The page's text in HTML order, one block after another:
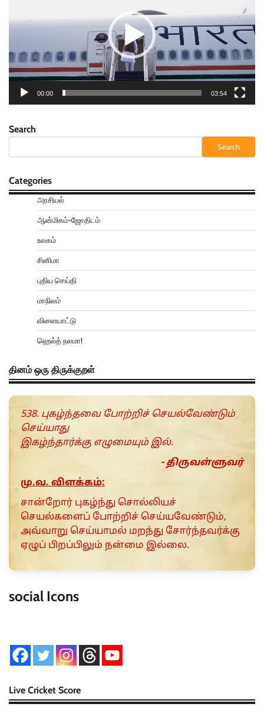
00:00 03:54
Search
Search
Categories
அரசியல்
ஆன்மிகம்-ஜோதிடம்
உலகம்
சினிமா
புதிய செய்தி
மாநிலம்
விளையாட்டு
ஹெல்த் நலமா!
தினம் ஒரு திருக்குறள்
538. புகழ்ந்தவை போற்றிச் செயல்வேண்டும்
செய்யாது
இகழ்ந்தார்க்கு எழுமையும் இல்.
- திருவள்ளுவர்
மு.வ. விளக்கம்:
சான்றோர் புகழ்ந்து சொல்லியச்
செயல்களைப் போற்றிச் செய்யவேண்டும்,
அவ்வாறு செய்யாமல் மறந்து சோர்ந்தவர்க்கு
ஏழுப் பிறப்பிலும் நன்மை இல்லை.
social Icons
Live Cricket Score